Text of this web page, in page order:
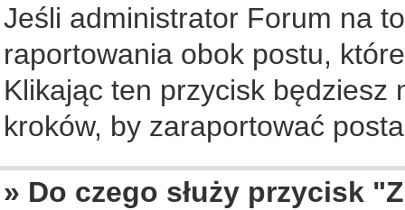
Jeśli administrator Forum na
raportowania obok postu,
Klikając ten przycisk będziesz
kroków, by zaraportować
» Do czego służy przycisk